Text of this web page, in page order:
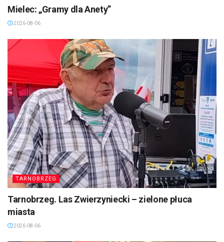
Mielec: „Gramy dla Anety”
2026-08-06
TARNOBRZEG
Tarnobrzeg. Las Zwierzyniecki – zielone płuca
miasta
2026-08-06